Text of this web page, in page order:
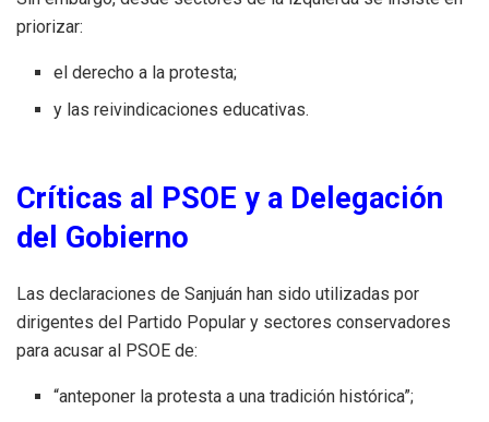
priorizar:
el derecho a la protesta;
y las reivindicaciones educativas.
Críticas al PSOE y a Delegación
del Gobierno
Las declaraciones de Sanjuán han sido utilizadas por
dirigentes del Partido Popular y sectores conservadores
para acusar al PSOE de:
“anteponer la protesta a una tradición histórica”;